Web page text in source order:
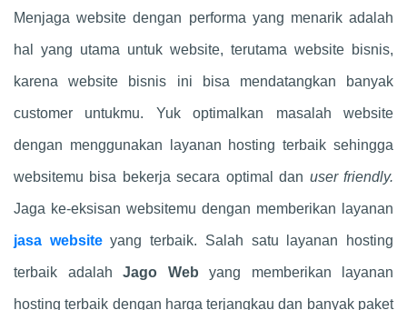
Menjaga website dengan performa yang menarik adalah
hal yang utama untuk website, terutama website bisnis,
karena website bisnis ini bisa mendatangkan banyak
customer untukmu. Yuk optimalkan masalah website
dengan menggunakan layanan hosting terbaik sehingga
websitemu bisa bekerja secara optimal dan user friendly.
Jaga ke-eksisan websitemu dengan memberikan layanan
jasa websiteyang terbaik. Salah satu layanan hosting
terbaik adalah Jago Web yang memberikan layanan
hosting terbaik dengan harga terjangkau dan banyak paket